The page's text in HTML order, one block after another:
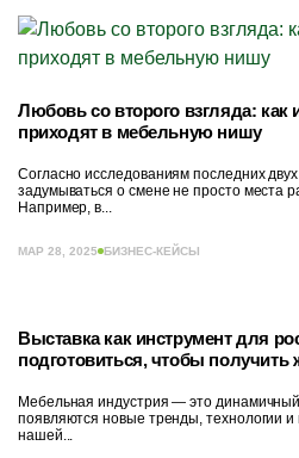
Любовь со второго взгляда: как
приходят в мебельную нишу
Согласно исследованиям последних
задумываться о смене не просто места
Например, в...
МАР 28, 2025 БИЗНЕС-КЕЙСЫ
Выставка как инструмент для
подготовиться, чтобы получить
Мебельная индустрия — это
появляются новые тренды, технологии
нашей...